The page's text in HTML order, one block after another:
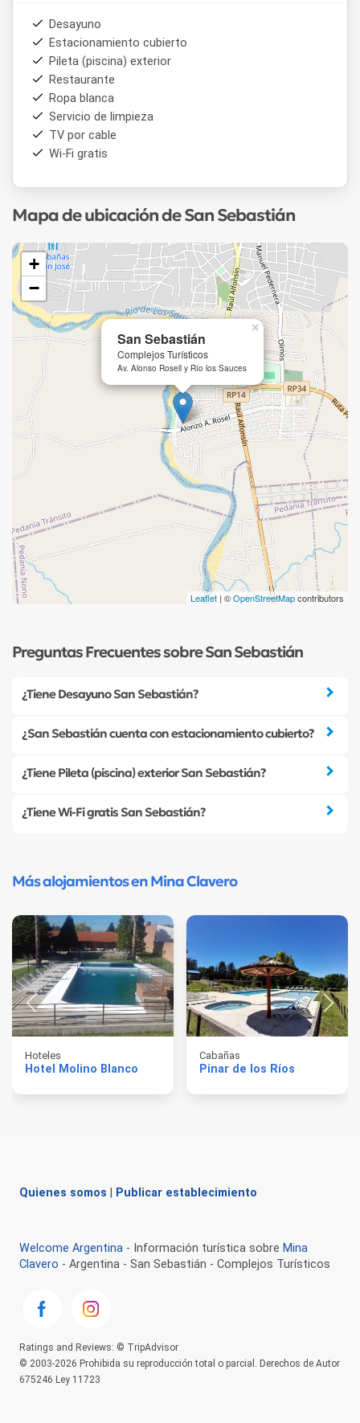
Desayuno
Estacionamiento cubierto
Pileta (piscina) exterior
Restaurante
Ropa blanca
Servicio de limpieza
TV por cable
Wi-Fi gratis
Mapa de ubicación de San Sebastián
San Sebastián
Complejos Turísticos
Av. Alonso Rosell y Río los Sauces
×
+
−
Leaflet | ©OpenStreetMapcontributors
Preguntas Frecuentes sobre San Sebastián
¿Tiene Desayuno San Sebastián?
¿San Sebastián cuenta con estacionamiento cubierto?
¿Tiene Pileta (piscina) exterior San Sebastián?
¿Tiene Wi-Fi gratis San Sebastián?
Más alojamientos en Mina Clavero
Hoteles
Hotel Molino Blanco
Cabañas
Pinar de los Ríos
Quienes somos Publicar establecimiento
Welcome Argentina - Información turística sobre Mina
Clavero - Argentina - San Sebastián - Complejos Turísticos
Ratings and Reviews: © TripAdvisor
© 2003-2026 Prohibida su reproducción total o parcial. Derechos de Autor
675246 Ley 11723